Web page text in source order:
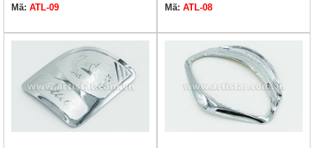
Mã: ATL-09
Mã: ATL-08